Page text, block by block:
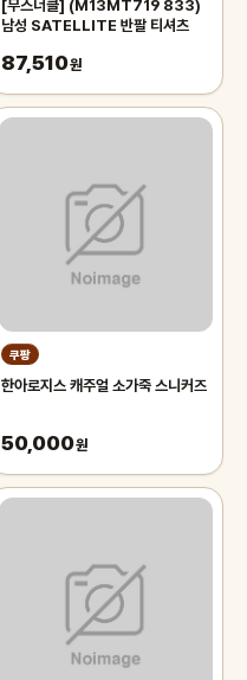
[무스너클] (M13MT719 833)
남성 SATELLITE 반팔 티셔츠
87,510원
쿠팡
한아로지스 캐주얼 소가죽 스니커즈
50,000원